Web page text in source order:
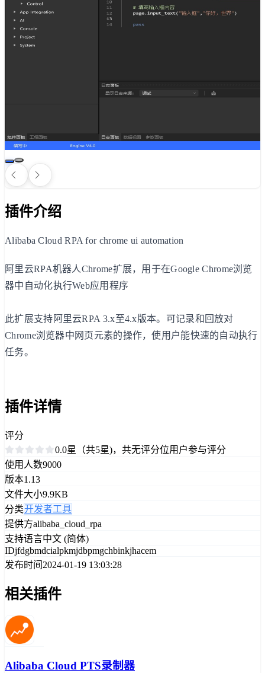
插件介绍
Alibaba Cloud RPA for chrome ui automation
阿里云RPA机器人Chrome扩展，用于在Google Chrome浏览
器中自动化执行Web应用程序
此扩展支持阿里云RPA 3.x至4.x版本。可记录和回放对
Chrome浏览器中网页元素的操作，使用户能快速的自动执行
任务。
插件详情
评分
0.0星（共5星)，共无评分位用户参与评分
使用人数9000
版本1.13
文件大小9.9KB
分类开发者工具
提供方alibaba_cloud_rpa
支持语言中文 (简体)
IDjfdgbmdcialpkmjdbpmgchbinkjhacem
发布时间 2024-01-19 13:03:28
相关插件
Alibaba Cloud PTS录制器